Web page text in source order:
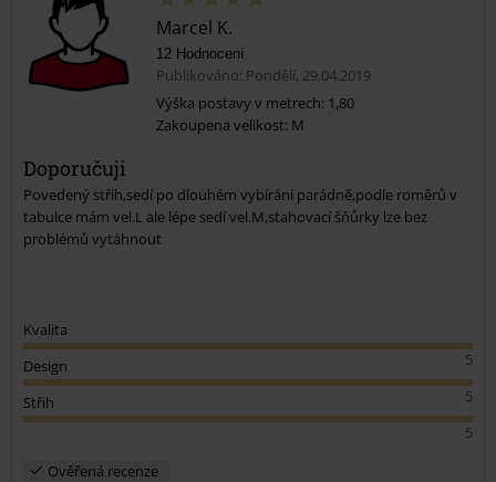
Marcel K.
12 Hodnocení
Publikováno: Pondělí, 29.04.2019
Výška postavy v metrech: 1,80
Zakoupena velikost: M
Doporučuji
Povedený střih,sedí po dlouhém vybírání parádně,podle roměrů v
tabulce mám vel.L ale lépe sedí vel.M,stahovací šňůrky lze bez
problémů vytáhnout
Kvalita
5
Design
5
Střih
5
Ověřená recenze